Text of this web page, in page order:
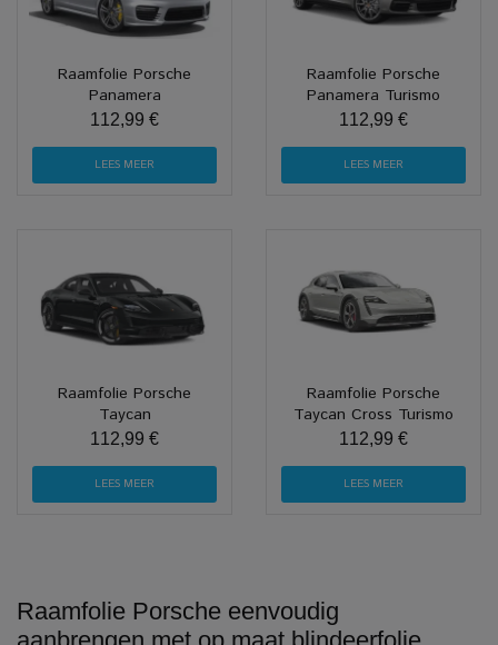
Raamfolie Porsche
Panamera
112,99 €
LEES MEER
Raamfolie Porsche
Panamera Turismo
112,99 €
LEES MEER
Raamfolie Porsche
Taycan
112,99 €
LEES MEER
Raamfolie Porsche
Taycan Cross Turismo
112,99 €
LEES MEER
Raamfolie Porsche eenvoudig